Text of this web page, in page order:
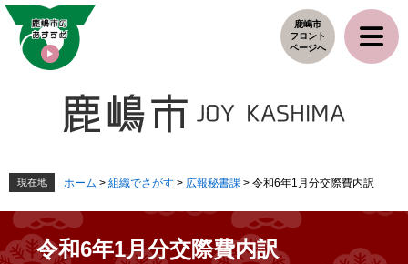
ペ
メ
鹿嶋市
フロント
ページへ
現在地 ホーム > 組織でさがす > 広報秘書課 > 令和6年1月分交際費内訳
令和6年1月分交際費内訳